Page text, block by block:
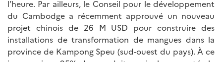
l’heure. Par ailleurs, le Conseil pour le développement
du Cambodge a récemment approuvé un nouveau
projet chinois de 26 M USD pour construire des
installations de transformation de mangues dans la
province de Kampong Speu (sud-ouest du pays). À ce